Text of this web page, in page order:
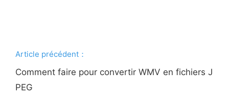
Article précédent：
Comment faire pour convertir WMV en fichiers J
PEG